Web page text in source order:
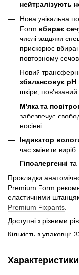
нейтралізують
Нова унікальна
Form вбирає
числі завдяки
прискорює
повторному
Новий
збалансовує рН
шкіри,
М'яка та
забезпечує
носінні.
Індикатор
час змінити виріб.
Гіпоалергенні та
Прокладки
Premium Form
еластичними
Premium Fixpants
Доступні з різними
Кількість в упаковці:
Характеристики